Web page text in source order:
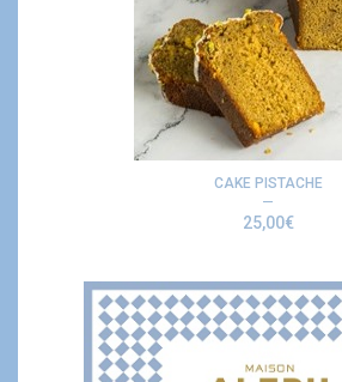
CAKE PISTACHE
25,00€